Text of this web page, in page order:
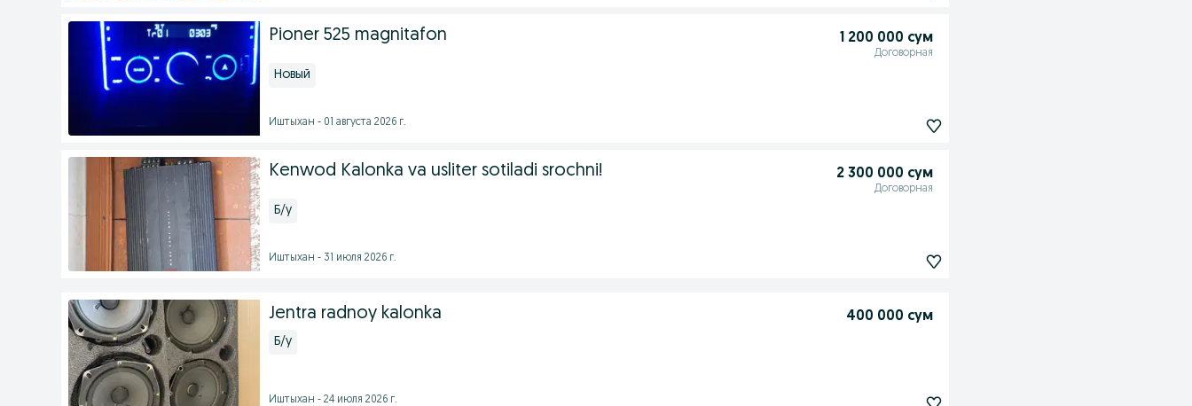
Pioner 525 magnitafon 1 200 000 сум
Договорная
Новый
Иштыхан - 01 августа 2026 г.
Kenwod Kalonka va usliter sotiladi srochni! 2 300 000 сум
Договорная
Б/у
Иштыхан - 31 июля 2026 г.
Jentra radnoy kalonka 400 000 сум
Б/у
Иштыхан - 24 июля 2026 г.